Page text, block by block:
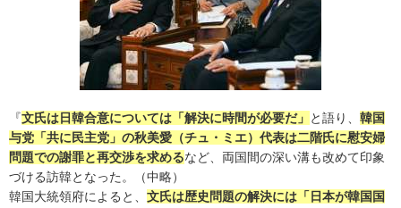
『文氏は日韓合意については「解決に時間が必要だ」 と語り、 韓国
与党「共に民主党」の秋美愛（チュ・ミエ）代表は二階氏に慰安婦
問題での謝罪と再交渉を求めるなど、両国間の深い溝も改めて印象
づける訪韓となった。（中略）
韓国大統領府によると、 文氏は歴史問題の解決には「日本が韓国国